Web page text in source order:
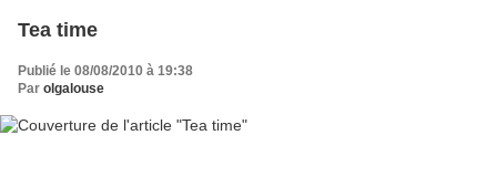
Tea time
Publié le 08/08/2010 à 19:38
Par olgalouse